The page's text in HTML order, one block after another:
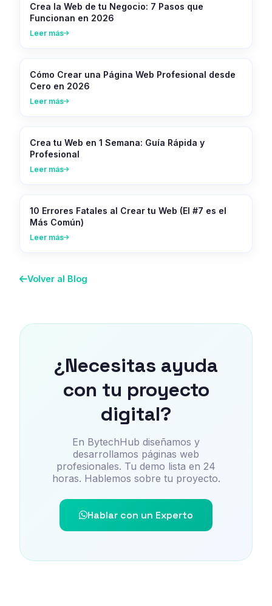
Crea la Web de tu Negocio: 7 Pasos que
Funcionan en 2026
Leer más
Cómo Crear una Página Web Profesional desde
Cero en 2026
Leer más
Crea tu Web en 1 Semana: Guía Rápida y
Profesional
Leer más
10 Errores Fatales al Crear tu Web (El #7 es el
Más Común)
Leer más
Volver al Blog
¿Necesitas ayuda
con tu proyecto
digital?
En BytechHub diseñamos y
desarrollamos páginas web
profesionales. Tu demo lista en 24
horas. Hablemos sobre tu proyecto.
Hablar con un Experto